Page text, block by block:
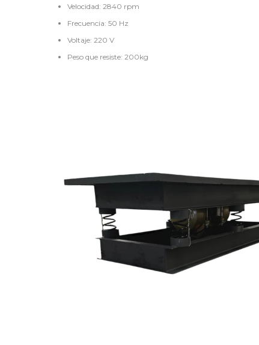
Velocidad: 2840 rpm
Frecuencia: 50 Hz
Voltaje: 220 V
Peso que resiste: 200kg